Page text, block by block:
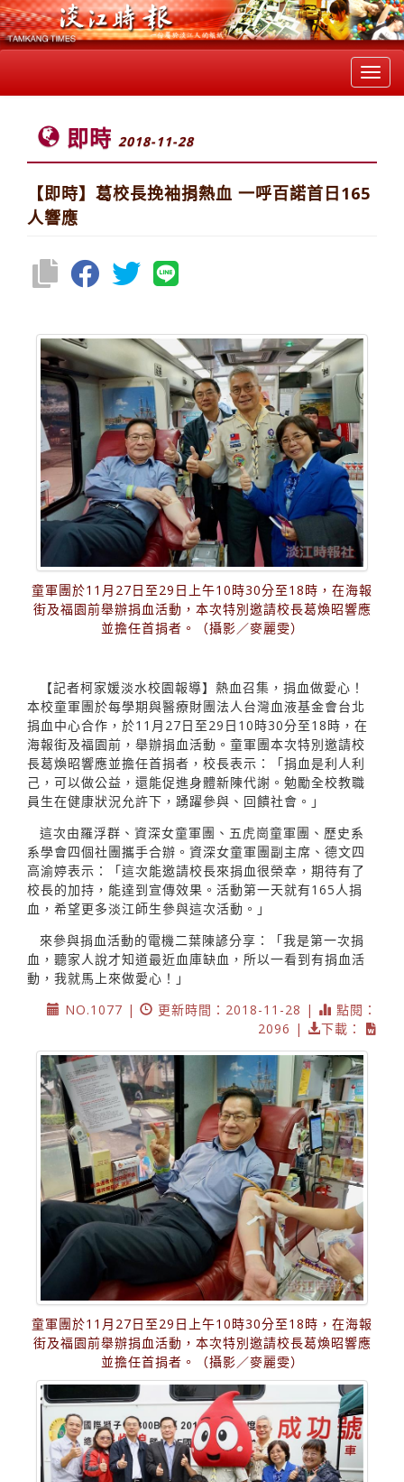
即時 2018-11-28
【即時】葛校長挽袖捐熱血 一呼百諾首日165
人響應
童軍團於11月27日至29日上午10時30分至18時，在海報
街及福園前舉辦捐血活動，本次特別邀請校長葛煥昭響應
並擔任首捐者。（攝影／麥麗雯）
【記者柯家媛淡水校園報導】熱血召集，捐血做愛心！
本校童軍團於每學期與醫療財團法人台灣血液基金會台北
捐血中心合作，於11月27日至29日10時30分至18時，在
海報街及福園前，舉辦捐血活動。童軍團本次特別邀請校
長葛煥昭響應並擔任首捐者，校長表示：「捐血是利人利
己，可以做公益，還能促進身體新陳代謝。勉勵全校教職
員生在健康狀況允許下，踴躍參與、回饋社會。」
這次由羅浮群、資深女童軍團、五虎崗童軍團、歷史系
系學會四個社團攜手合辦。資深女童軍團副主席、德文四
高渝婷表示：「這次能邀請校長來捐血很榮幸，期待有了
校長的加持，能達到宣傳效果。活動第一天就有165人捐
血，希望更多淡江師生參與這次活動。」
來參與捐血活動的電機二葉陳諺分享：「我是第一次捐
血，聽家人說才知道最近血庫缺血，所以一看到有捐血活
動，我就馬上來做愛心！」
NO.1077 |
更新時間：2018-11-28 |
點閱：
2096 |
下載：
童軍團於11月27日至29日上午10時30分至18時，在海報
街及福園前舉辦捐血活動，本次特別邀請校長葛煥昭響應
並擔任首捐者。（攝影／麥麗雯）